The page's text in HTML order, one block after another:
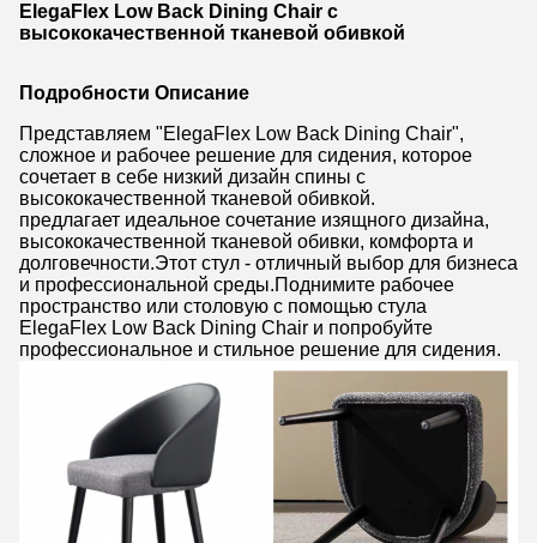
ElegaFlex Low Back Dining Chair с
высококачественной тканевой обивкой
Подробности Описание
Представляем "ElegaFlex Low Back Dining Chair",
сложное и рабочее решение для сидения, которое
сочетает в себе низкий дизайн спины с
высококачественной тканевой обивкой.
предлагает идеальное сочетание изящного дизайна,
высококачественной тканевой обивки, комфорта и
долговечности.Этот стул - отличный выбор для бизнеса
и профессиональной среды.Поднимите рабочее
пространство или столовую с помощью стула
ElegaFlex Low Back Dining Chair и попробуйте
профессиональное и стильное решение для сидения.